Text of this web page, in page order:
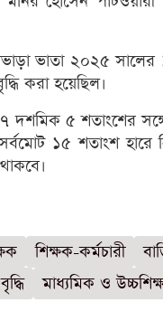
ভাতা ২০২৫
করা হয়েছিল।
দশমিক ৫ শতাংশের
১৫ শতাংশ হারে
শিক্ষক-কর্মচারী
মাধ্যমিক ও